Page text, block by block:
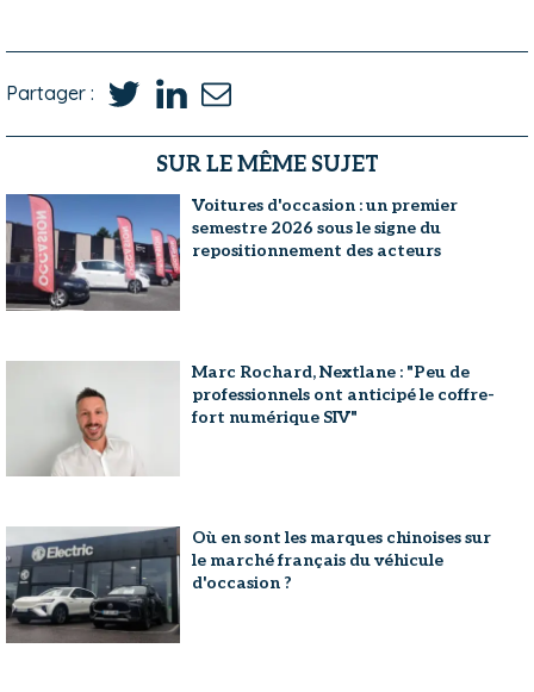
Partager :
SUR LE MÊME SUJET
Voitures d'occasion : un premier
semestre 2026 sous le signe du
repositionnement des acteurs
Marc Rochard, Nextlane : "Peu de
professionnels ont anticipé le coffre-
fort numérique SIV"
Où en sont les marques chinoises sur
le marché français du véhicule
d'occasion ?